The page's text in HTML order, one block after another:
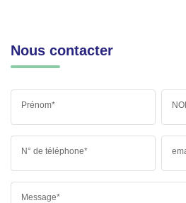
Nous contacter
Prénom*
N° de téléphone*
Message*